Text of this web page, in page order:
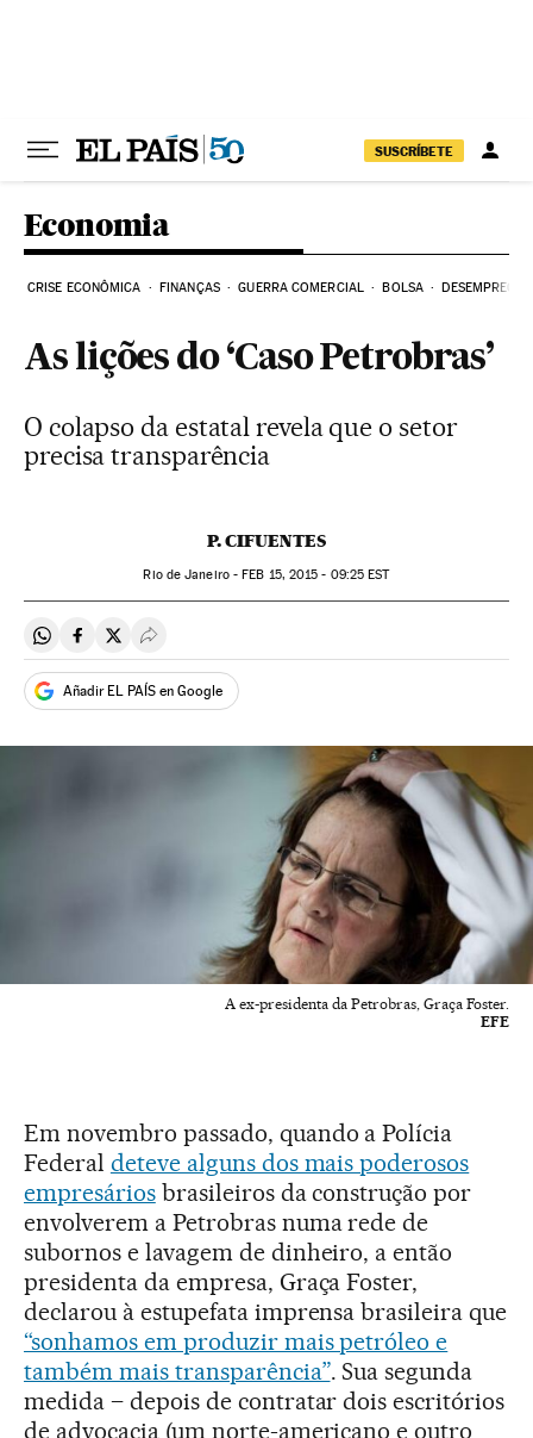
SUSCRÍBETE
Economia
CRISE ECONÔMICA FINANÇAS GUERRA COMERCIAL BOLSA DESEMPREGO
As lições do ‘Caso Petrobras’
O colapso da estatal revela que o setor
precisa transparência
P. CIFUENTES
Rio de Janeiro -FEB 15, 2015 - 09:25 EST
Compartir en Whatsapp
Compartir en Facebook
Compartir en Twitter
Desplegar Redes Sociales
Añadir EL PAÍS en Google
A ex-presidenta da Petrobras, Graça Foster.
EFE
Em novembro passado, quando a Polícia
Federal deteve alguns dos mais poderosos
empresáriosbrasileiros da construção por
envolverem a Petrobras numa rede de
subornos e lavagem de dinheiro, a então
presidenta da empresa, Graça Foster,
declarou à estupefata imprensa brasileira que
“sonhamos em produzir mais petróleo e
também mais transparência”. Sua segunda
medida – depois de contratar dois escritórios
de advocacia (um norte-americano e outro